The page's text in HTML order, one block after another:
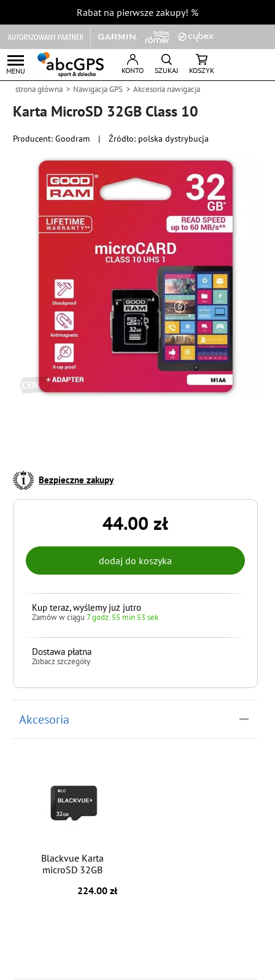
Rabat na pierwsze zakupy! %
MENU KONTO SZUKAJ KOSZYK
strona główna Nawigacja GPS Akcesoria nawigacja
Karta MicroSD 32GB Class 10
Producent:Goodram | Źródło: polska dystrybucja
Bezpieczne zakupy
44.00 zł
Kup teraz, wyślemy już jutro
Zamów w ciągu7 godz. 55 min 53 sek
Dostawa płatna
Zobacz szczegóły
Akcesoria
Blackvue Karta
microSD 32GB
224.00 zł